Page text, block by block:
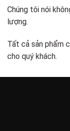
Chúng tôi nói
lượng.
Tất cả sản phẩm
cho quý khách.